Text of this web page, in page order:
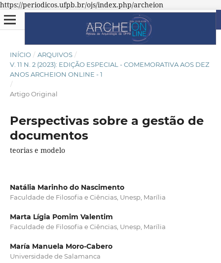
https://periodicos.ufpb.br/ojs/index.php/archeion
INÍCIO / ARQUIVOS /
V. 11 N. 2 (2023): EDIÇÃO ESPECIAL - COMEMORATIVA AOS DEZ
ANOS ARCHEION ONLINE - 1
/
Artigo Original
Perspectivas sobre a gestão de
documentos
teorias e modelo
Natália Marinho do Nascimento
Faculdade de Filosofia e Ciências, Unesp, Marília
Marta Lígia Pomim Valentim
Faculdade de Filosofia e Ciências, Unesp, Marília
María Manuela Moro-Cabero
Universidade de Salamanca